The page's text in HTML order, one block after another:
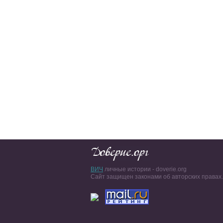
ВИЧ личные истории - doverie.org
Сайт защищен законами об авторских